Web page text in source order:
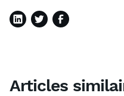
Articles